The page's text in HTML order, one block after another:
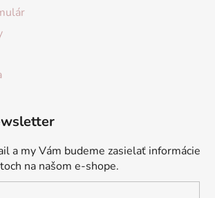
a my Vám budeme zasielať informácie
na našom e-shope.